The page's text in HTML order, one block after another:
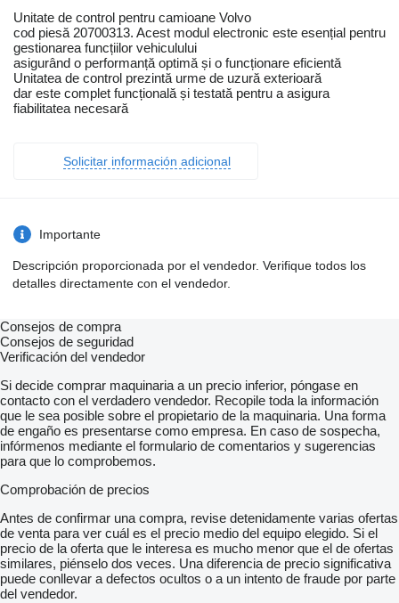
Unitate de control pentru camioane Volvo
cod piesă 20700313. Acest modul electronic este esențial pentru
gestionarea funcțiilor vehiculului
asigurând o performanță optimă și o funcționare eficientă
Unitatea de control prezintă urme de uzură exterioară
dar este complet funcțională și testată pentru a asigura
fiabilitatea necesară
Solicitar información adicional
Importante
Descripción proporcionada por el vendedor. Verifique todos los
detalles directamente con el vendedor.
Consejos de compra
Consejos de seguridad
Verificación del vendedor
Si decide comprar maquinaria a un precio inferior, póngase en
contacto con el verdadero vendedor. Recopile toda la información
que le sea posible sobre el propietario de la maquinaria. Una forma
de engaño es presentarse como empresa. En caso de sospecha,
infórmenos mediante el formulario de comentarios y sugerencias
para que lo comprobemos.
Comprobación de precios
Antes de confirmar una compra, revise detenidamente varias ofertas
de venta para ver cuál es el precio medio del equipo elegido. Si el
precio de la oferta que le interesa es mucho menor que el de ofertas
similares, piénselo dos veces. Una diferencia de precio significativa
puede conllevar a defectos ocultos o a un intento de fraude por parte
del vendedor.